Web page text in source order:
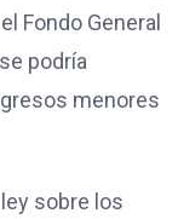
Fondo General
podría
menores
sobre los